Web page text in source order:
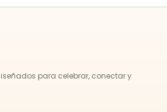
para celebrar, conectar y